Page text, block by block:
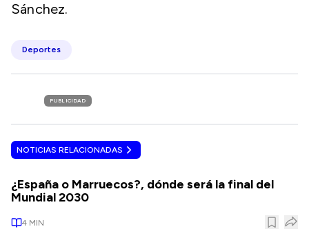
Sánchez.
Deportes
PUBLICIDAD
NOTICIAS RELACIONADAS
¿España o Marruecos?, dónde será la final del
Mundial 2030
4 MIN